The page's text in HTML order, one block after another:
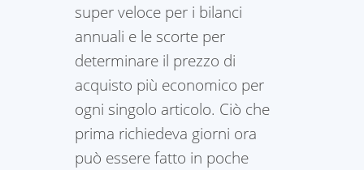
super veloce per i bilanci
annuali e le scorte per
determinare il prezzo di
acquisto più economico per
ogni singolo articolo. Ciò che
prima richiedeva giorni ora
può essere fatto in poche